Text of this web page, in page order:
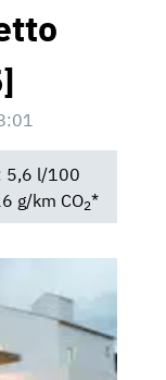
5,6 l/100
g/km CO2*